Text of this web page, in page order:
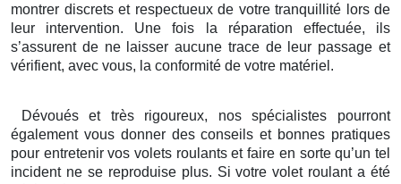
montrer discrets et respectueux de votre tranquillité lors de
leur intervention. Une fois la réparation effectuée, ils
s’assurent de ne laisser aucune trace de leur passage et
vérifient, avec vous, la conformité de votre matériel.
Dévoués et très rigoureux, nos spécialistes pourront
également vous donner des conseils et bonnes pratiques
pour entretenir vos volets roulants et faire en sorte qu’un tel
incident ne se reproduise plus. Si votre volet roulant a été